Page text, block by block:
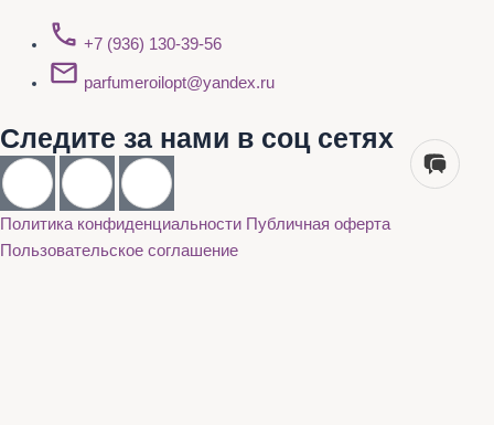
+7 (936) 130-39-56
parfumeroilopt@yandex.ru
Следите за нами в соц сетях
Политика конфиденциальности Публичная оферта
Пользовательское соглашение